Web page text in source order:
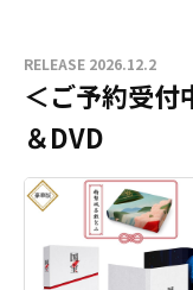
RELEASE 2026.12.2
＜ご予約受
＆DVD